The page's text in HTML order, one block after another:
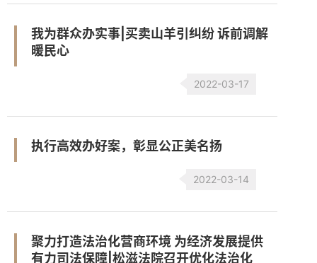
我为群众办实事|买卖山羊引纠纷 诉前调解
暖民心
2022-03-17
执行高效办好案，彰显公正美名扬
2022-03-14
聚力打造法治化营商环境 为经济发展提供
有力司法保障|松滋法院召开优化法治化